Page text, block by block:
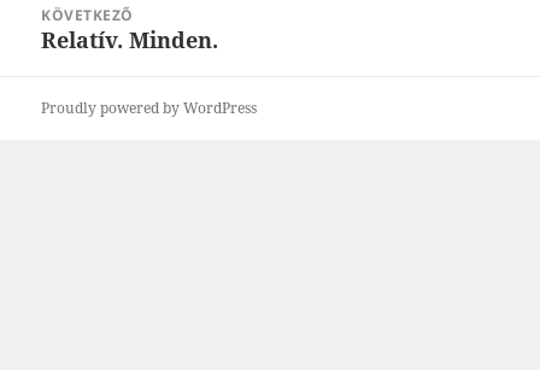
KÖVETKEZŐ
Következő
Relatív. Minden.
Proudly powered by WordPress